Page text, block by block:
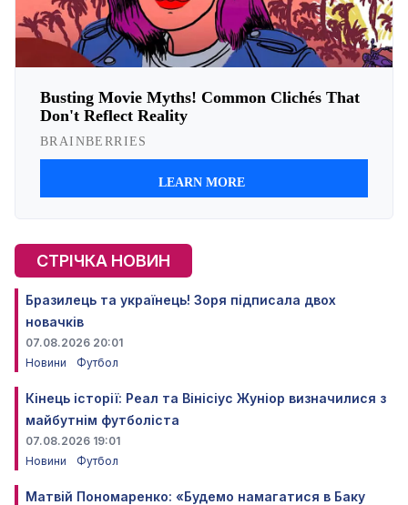
СТРІЧКА НОВИН
Бразилець та українець! Зоря підписала двох
новачків
07.08.2026 20:01
Новини
Футбол
Кінець історії: Реал та Вінісіус Жуніор визначилися з
майбутнім футболіста
07.08.2026 19:01
Новини
Футбол
Матвій Пономаренко: «Будемо намагатися в Баку